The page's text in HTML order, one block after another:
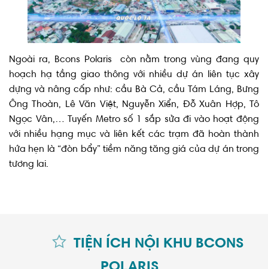
Ngoài ra,
Bcons Polaris còn nằm trong vùng đang quy
hoạch hạ tầng giao thông với nhiều dự án liên tục xây
dựng và nâng cấp như: cầu Bà Cả, cầu Tám Láng, Bưng
Ông Thoàn, Lê Văn Việt, Nguyễn Xiển, Đỗ Xuân Hợp, Tô
Ngọc Vân,… Tuyến Metro số 1 sắp sửa đi vào hoạt động
với nhiều hạng mục và liên kết các trạm đã hoàn thành
hứa hẹn là “đòn bẩy” tiềm năng tăng giá của dự án trong
tương lai.
TIỆN ÍCH NỘI KHU BCONS